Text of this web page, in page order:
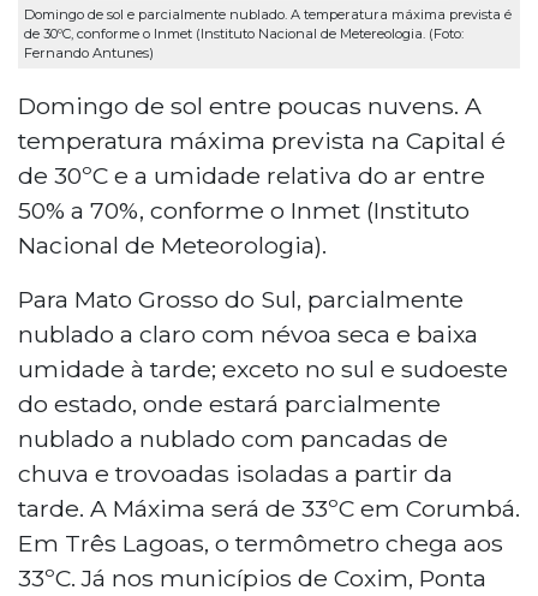
Domingo de sol e parcialmente nublado. A temperatura máxima prevista é
de 30ºC, conforme o Inmet (Instituto Nacional de Metereologia. (Foto:
Fernando Antunes)
Domingo de sol entre poucas nuvens. A
temperatura máxima prevista na Capital é
de 30ºC e a umidade relativa do ar entre
50% a 70%, conforme o Inmet (Instituto
Nacional de Meteorologia).
Para Mato Grosso do Sul, parcialmente
nublado a claro com névoa seca e baixa
umidade à tarde; exceto no sul e sudoeste
do estado, onde estará parcialmente
nublado a nublado com pancadas de
chuva e trovoadas isoladas a partir da
tarde. A Máxima será de 33ºC em Corumbá.
Em Três Lagoas, o termômetro chega aos
33ºC. Já nos municípios de Coxim, Ponta